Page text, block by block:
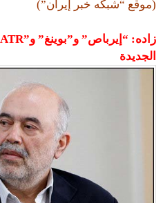
(موقع “شبكه خبر إيران”)
الجديدة